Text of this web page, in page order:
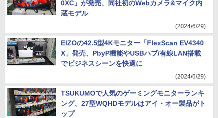
0XC」が発売、同社初のWebカメラ&マイク内
蔵モデル
(2024/6/29)
EIZOの42.5型4Kモニター「FlexScan EV4340
X」発売、PbyP機能やUSBハブ/有線LAN搭載
でビジネスシーンを快適に
(2024/6/29)
TSUKUMOで人気のゲーミングモニターランキ
ング、27型WQHDモデルはアイ・オー製品がト
ップ